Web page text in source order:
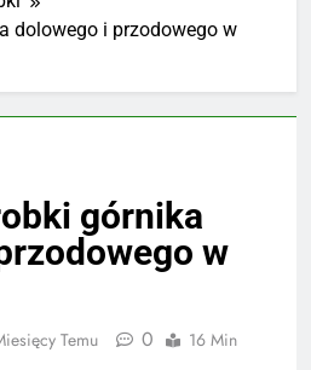
dolowego i przodowego w
górnika
w
Temu 0 16 Min